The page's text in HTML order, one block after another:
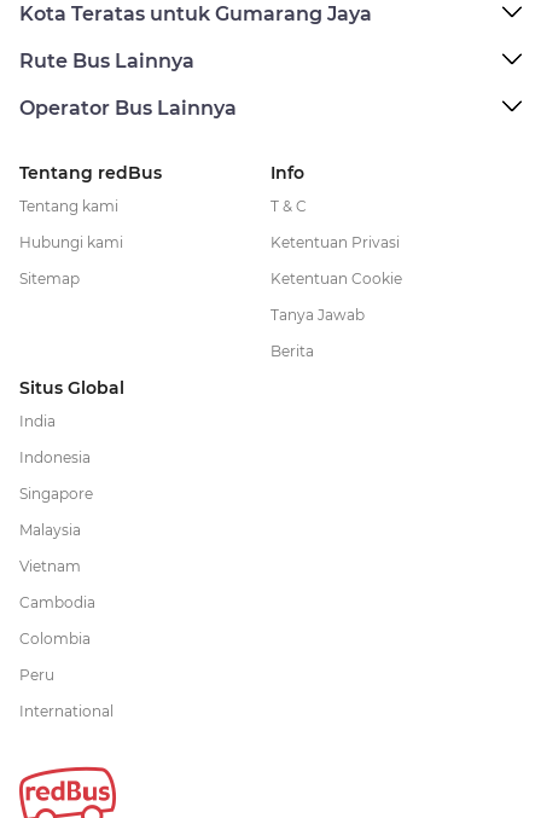
Kota Teratas untuk Gumarang Jaya
Rute Bus Lainnya
Operator Bus Lainnya
Tentang redBus
Tentang kami
Hubungi kami
Sitemap
Info
T & C
Ketentuan Privasi
Ketentuan Cookie
Tanya Jawab
Berita
Situs Global
India
Indonesia
Singapore
Malaysia
Vietnam
Cambodia
Colombia
Peru
International